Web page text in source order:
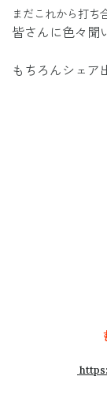
まだこれから打ち
皆さんに色々聞
もちろんシェア